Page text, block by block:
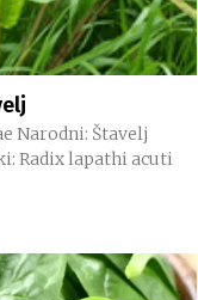
Narodni: Štavelj
Radix lapathi acuti